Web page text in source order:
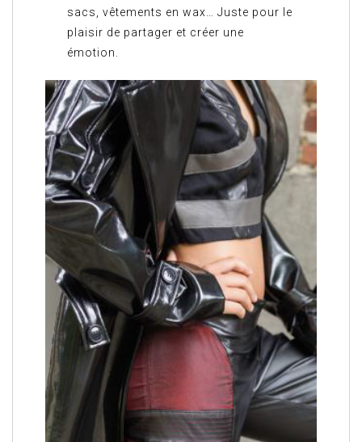
sacs, vêtements en wax… Juste pour le
plaisir de partager et créer une
émotion.